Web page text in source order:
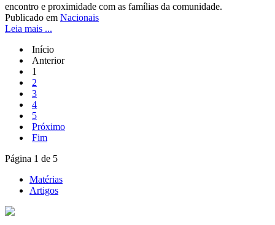
encontro e proximidade com as famílias da comunidade.
Publicado em Nacionais
Leia mais ...
Início
Anterior
1
2
3
4
5
Próximo
Fim
Página 1 de 5
Matérias
Artigos